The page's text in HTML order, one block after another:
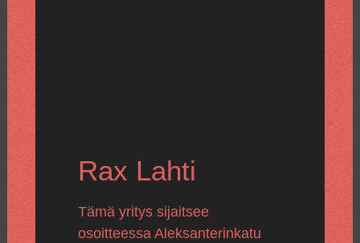
Rax Lahti
Tämä yritys sijaitsee
osoitteessa Aleksanterinkatu